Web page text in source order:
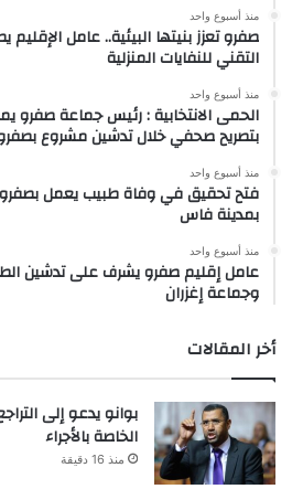
منذ أسبوع واحد
صفرو تعزز بنيتها البيئية.. عامل
التقني للنفايات المنزلية
منذ أسبوع واحد
الحمى الانتخابية : رئيس جماعة صفرو
بتصريح صحفي خلال تدشين مشروع
منذ أسبوع واحد
فتح تحقيق في وفاة طبيب يعمل
بمدينة فاس
منذ أسبوع واحد
عامل إقليم صفرو يشرف على تدشين
وجماعة إغزران
أخر المقالات
بوانو يدعو إلى
الخاصة بالأجراء
منذ 16 دقيقة